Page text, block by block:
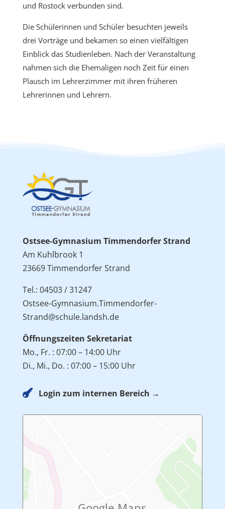
und Rostock verbunden sind.
Die Schülerinnen und Schüler besuchten jeweils
drei Vorträge und bekamen so einen vielfältigen
Einblick das Studienleben. Nach der Veranstaltung
nahmen sich die Ehemaligen noch Zeit für einen
Plausch im Lehrerzimmer mit ihren früheren
Lehrerinnen und Lehrern.
Ostsee-Gymnasium Timmendorfer Strand
Am Kuhlbrook 1
23669 Timmendorfer Strand
Tel.: 04503 / 31247
Ostsee-Gymnasium.Timmendorfer-
Strand@schule.landsh.de
Öffnungszeiten Sekretariat
Mo., Fr. : 07:00 – 14:00 Uhr
Di., Mi., Do. : 07:00 – 15:00 Uhr
 Login zum internen Bereich →